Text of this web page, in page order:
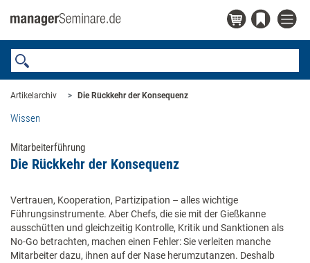
Artikelarchiv Die Rückkehr der Konsequenz
Wissen
Mitarbeiterführung
Die Rückkehr der Konsequenz
Vertrauen, Kooperation, Partizipation – alles wichtige
Führungsinstrumente. Aber Chefs, die sie mit der Gießkanne
ausschütten und gleichzeitig Kontrolle, Kritik und Sanktionen als
No-Go betrachten, machen einen Fehler: Sie verleiten manche
Mitarbeiter dazu, ihnen auf der Nase herumzutanzen. Deshalb